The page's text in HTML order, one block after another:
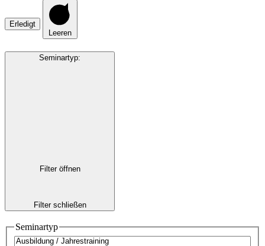
Erledigt
Leeren
Seminartyp:
Filter öffnen
Filter schließen
Seminartyp